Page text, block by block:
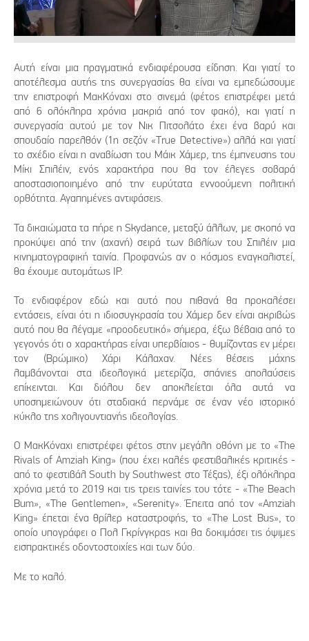
Αυτή είναι μια πραγματικά ενδιαφέρουσα είδηση. Και γιατί το
αποτέλεσμα αυτής της συνεργασίας θα είναι να εμπεδώσουμε
την επιστροφή ΜακΚόναχι στο σινεμά (φέτος επιστρέφει μετά
από 6 ολόκληρα χρόνια μακριά από τον φακό), και γιατί η
συνεργασία αυτού με τον Νικ Πιτσολάτο έχει ένα βαρύ και
σπουδαίο παρελθόν (1η σεζόν «True Detective») αλλά και γιατί
το σχέδιο είναι η αναβίωση του Μάικ Χάμερ, της έμπνευσης του
Μίκι Σπιλέιν, ενός χαρακτήρα που θα τον έλεγες σοβαρά
αποστασιοποιημένο από την ευρύτατα εννοούμενη πολιτική
ορθότητα. Αγαπημένες αντιφάσεις.
Τα δικαιώματα τα πήρε η Skydance, μεταξύ άλλων, με σκοπό να
προκύψει από την (αχανή) σειρά των βιβλίων του Σπιλέιν μια
κινηματογραφική ταινία. Προφανώς αν ο κόσμος εναγκαλιστεί,
θα έχουμε αυτομάτως IP.
Το ενδιαφέρον εδώ και αυτό που πιθανά θα προκαλέσει
εντάσεις, είναι ότι η ιδιοσυγκρασία του Χάμερ δεν είναι ακριβώς
αυτό που θα λέγαμε «προοδευτικό» σήμερα, έξω βέβαια από το
γεγονός ότι ο χαρακτήρας είναι υπερβίαιος - θυμίζοντας εν μέρει
τον (Βρώμικο) Χάρι Κάλαχαν. Νέες θέσεις μάχης
λαμβάνονται στα ιδεολογικά μετερίζια, σπάνιες απολαύσεις
επίκεινται. Και διόλου δεν αποκλείεται όλα αυτά να
υποσημειώνουν ότι σταδιακά περνάμε σε έναν νέο ιστορικό
κύκλο της χολιγουντιανής ιδεολογίας.
Ο ΜακΚόναχι επιστρέφει φέτος στην μεγάλη οθόνη με το «The
Rivals of Amziah King» (που έχει καλές φεστιβαλικές κριτικές -
από το φεστιβάλ South by Southwest στο Τέξας), έξι ολόκληρα
χρόνια μετά το 2019 και τις τρεις ταινίες του τότε - «The Beach
Bum», «The Gentlemen», «Serenity». Έπειτα από τον «Amziah
King» έπεται ένα θρίλερ καταστροφής, το «The Lost Bus», το
οποίο υπογράφει ο Πολ Γκρίνγκρας και θα δοκιμάσει τις όψιμες
εισπρακτικές οδοντοστοιχίες και των δύο.
Με το καλό.